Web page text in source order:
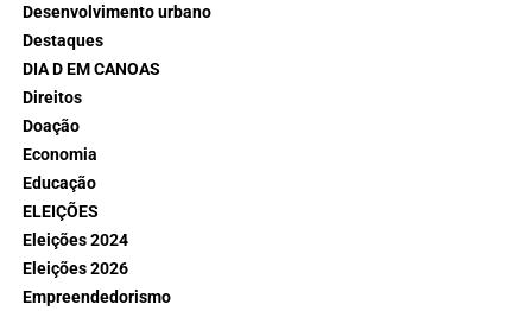
Desenvolvimento urbano
Destaques
DIA D EM CANOAS
Direitos
Doação
Economia
Educação
ELEIÇÕES
Eleições 2024
Eleições 2026
Empreendedorismo